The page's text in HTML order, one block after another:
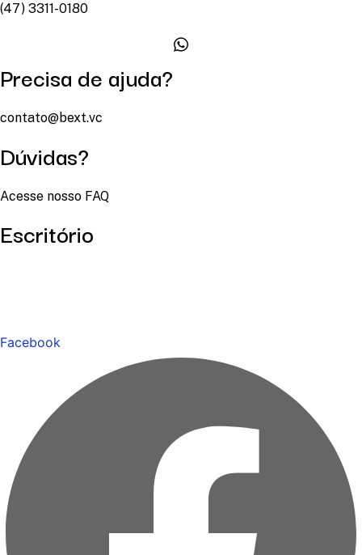
(47) 3311-0180
Precisa de ajuda?
contato@bext.vc
Dúvidas?
Acesse nosso FAQ
Escritório
Facebook